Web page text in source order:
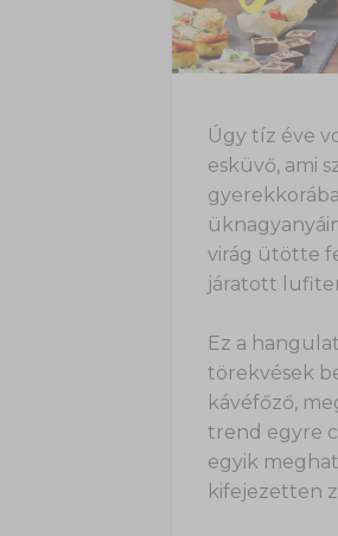
Úgy tíz éve
esküvő, ami
virág ütötte
járatott
Ez a
törekvések
kávéfőző,
trend egyre
egyik
kifejezetten